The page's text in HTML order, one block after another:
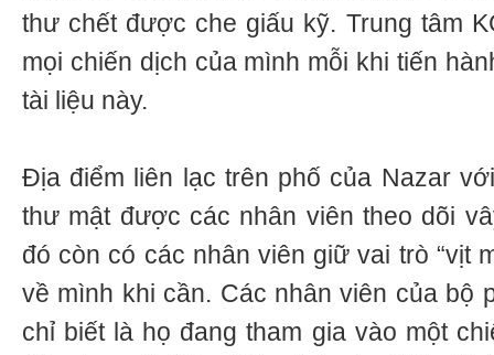
thư chết được che giấu kỹ. Trung tâm
mọi chiến dịch của mình mỗi khi tiến
tài liệu này.
Địa điểm liên lạc trên phố của Nazar
thư mật được các nhân viên theo dõi
đó còn có các nhân viên giữ vai trò “vịt
về mình khi cần. Các nhân viên của bộ
chỉ biết là họ đang tham gia vào một